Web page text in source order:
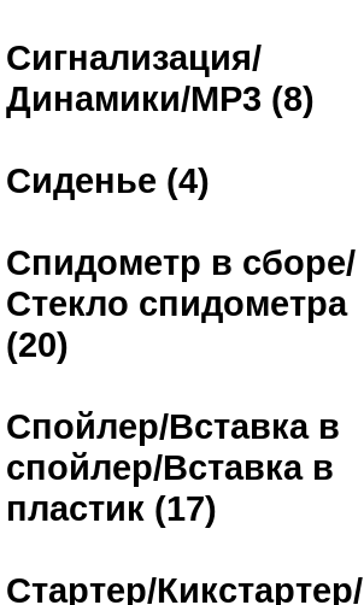
Сигнализация/
Динамики/MP3 (8)
Сиденье (4)
Спидометр в сборе/
Стекло спидометра
(20)
Спойлер/Вставка в
спойлер/Вставка в
пластик (17)
Стартер/Кикстартер/